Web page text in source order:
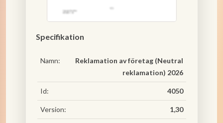
Specifikation
Namn:
Reklamation av företag (Neutral
reklamation) 2026
Id: 4050
Version: 1,30